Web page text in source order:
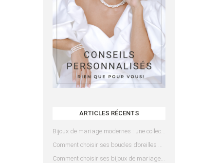
ARTICLES RÉCENTS
Bijoux de mariage modernes : une collection pensée pour les mariées d’aujourd’hui
Comment choisir ses boucles d’oreilles de mariée en fonction de sa coiffure ?
Comment choisir ses bijoux de mariage en fonction de sa robe ?